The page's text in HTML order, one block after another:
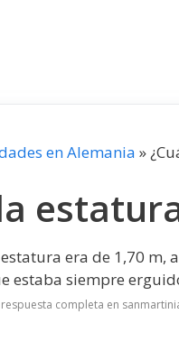
en Alemania »
era de 1,70
estaba siempre
completa en